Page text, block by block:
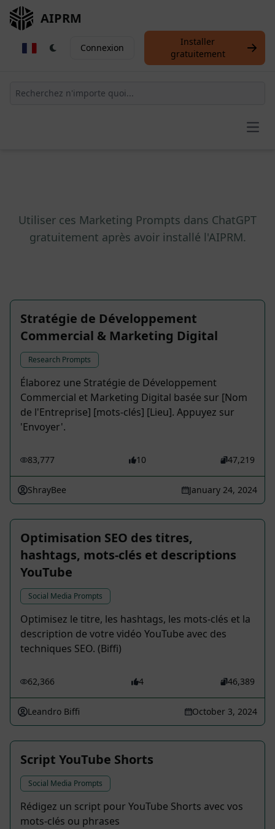
AIPRM
Connexion
Installer
gratuitement
Utiliser ces Marketing Prompts dans ChatGPT
gratuitement après avoir installé l'AIPRM.
Stratégie de Développement
Commercial & Marketing Digital
Research Prompts
Élaborez une Stratégie de Développement
Commercial et Marketing Digital basée sur [Nom
de l'Entreprise] [mots-clés] [Lieu]. Appuyez sur
'Envoyer'.
83,777 10 47,219
ShrayBee January 24, 2024
Optimisation SEO des titres,
hashtags, mots-clés et descriptions
YouTube
Social Media Prompts
Optimisez le titre, les hashtags, les mots-clés et la
description de votre vidéo YouTube avec des
techniques SEO. (Biffi)
62,366 4 46,389
Leandro Biffi October 3, 2024
Script YouTube Shorts
Social Media Prompts
Rédigez un script pour YouTube Shorts avec vos
mots-clés ou phrases